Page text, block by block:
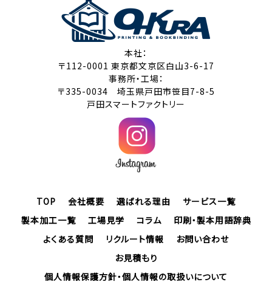
本社：
〒112-0001 東京都文京区白山3-6-17
事務所・工場：
〒335-0034 埼玉県戸田市笹目7-8-5
戸田スマートファクトリー
TOP 会社概要 選ばれる理由
サービス一覧
製本加工一覧
工場見学 コラム
印刷・製本用語辞典
よくある質問
リクルート情報
お問い合わせ
お見積もり
個人情報保護方針・個人情報の取扱いについて